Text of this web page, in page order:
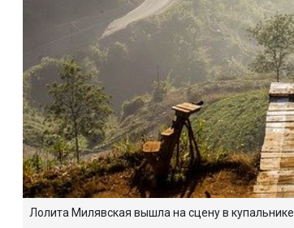
Лолита Милявская вышла на сцену в